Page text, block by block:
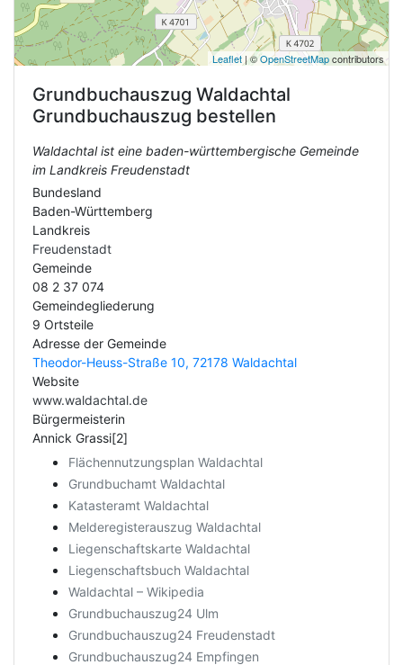
Leaflet | ©OpenStreetMapcontributors
Grundbuchauszug Waldachtal
Grundbuchauszug bestellen
Waldachtal ist eine baden-württembergische Gemeinde
im Landkreis Freudenstadt
Bundesland
Baden-Württemberg
Landkreis
Freudenstadt
Gemeinde
08 2 37 074
Gemeindegliederung
9 Ortsteile
Adresse der Gemeinde
Theodor-Heuss-Straße 10, 72178 Waldachtal
Website
www.waldachtal.de
Bürgermeisterin
Annick Grassi[2]
Flächennutzungsplan Waldachtal
Grundbuchamt Waldachtal
Katasteramt Waldachtal
Melderegisterauszug Waldachtal
Liegenschaftskarte Waldachtal
Liegenschaftsbuch Waldachtal
Waldachtal – Wikipedia
Grundbuchauszug24 Ulm
Grundbuchauszug24 Freudenstadt
Grundbuchauszug24 Empfingen